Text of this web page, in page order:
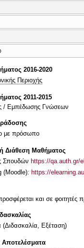
2016-2020
Περιοχής
2011-2015
/ Εμπέδωσης Γνώσεων
με πρόσωπο
Διάθεση Μαθήματος
Σπουδών https://qa.auth.gr/
(Moodle): https://
και σε φοιτητές
(Διδασκαλία, Εξέταση)
Αποτελέσματα